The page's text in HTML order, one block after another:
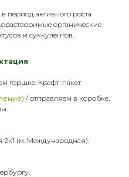
период активного роста
органические
и суккулентов.
горшке. Крафт-пакет
/ отправляем в коробке.
2к1 (м. Международная).